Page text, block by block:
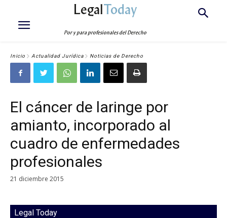
LegalToday
Por y para profesionales del Derecho
Inicio Actualidad Jurídica Noticias de Derecho
El cáncer de laringe por
amianto, incorporado al
cuadro de enfermedades
profesionales
21 diciembre 2015
Legal Today